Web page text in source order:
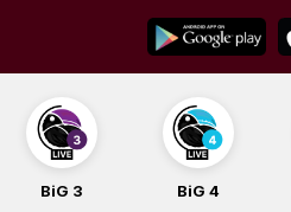
content
BiG 3 BiG 4